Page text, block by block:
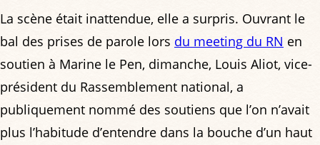
La scène était inattendue, elle a surpris. Ouvrant le
bal des prises de parole lors du meeting du RN en
soutien à Marine le Pen, dimanche, Louis Aliot, vice-
président du Rassemblement national, a
publiquement nommé des soutiens que l’on n’avait
plus l’habitude d’entendre dans la bouche d’un haut